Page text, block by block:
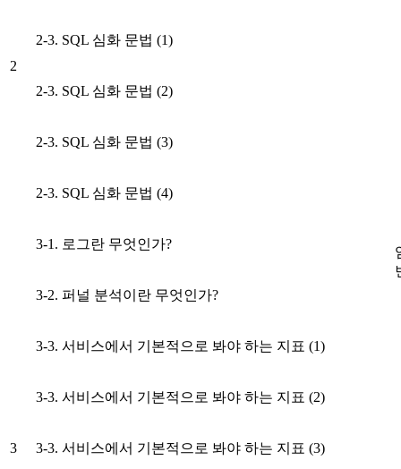
2
2-3. SQL 심화 문법 (1)
2-3. SQL 심화 문법 (2)
2-3. SQL 심화 문법 (3)
2-3. SQL 심화 문법 (4)
3
3-1. 로그란 무엇인가?
3-2. 퍼널 분석이란 무엇인가?
3-3. 서비스에서 기본적으로 봐야 하는 지표 (1)
3-3. 서비스에서 기본적으로 봐야 하는 지표 (2)
3-3. 서비스에서 기본적으로 봐야 하는 지표 (3)